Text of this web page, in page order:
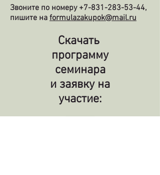
Звоните по номеру +7-831-283-53-44,
пишите на formulazakupok@mail.ru
Скачать
программу
семинара
и заявку на
участие: